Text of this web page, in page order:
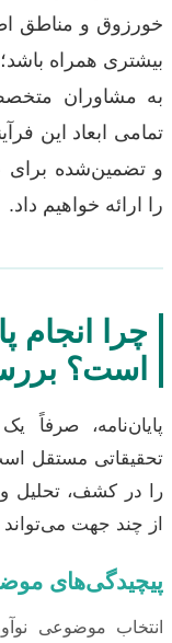
خورزوق و مناطق
بیشتری همراه
به مشاوران
تمامی ابعاد این
و تضمین‌شده برای
را ارائه خواهیم داد.
چرا انجام
است؟
پایان‌نامه، صرفاً
تحقیقاتی مستقل
را در کشف، تحلیل و
از چند جهت
پیچیدگی‌های
انتخاب موضوعی